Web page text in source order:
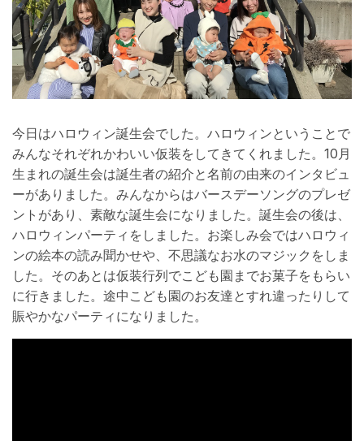
今日はハロウィン誕生会でした。ハロウィンということで
みんなそれぞれかわいい仮装をしてきてくれました。10月
生まれの誕生会は誕生者の紹介と名前の由来のインタビュ
ーがありました。みんなからはバースデーソングのプレゼ
ントがあり、素敵な誕生会になりました。誕生会の後は、
ハロウィンパーティをしました。お楽しみ会ではハロウィ
ンの絵本の読み聞かせや、不思議なお水のマジックをしま
した。そのあとは仮装行列でこども園までお菓子をもらい
に行きました。途中こども園のお友達とすれ違ったりして
賑やかなパーティになりました。